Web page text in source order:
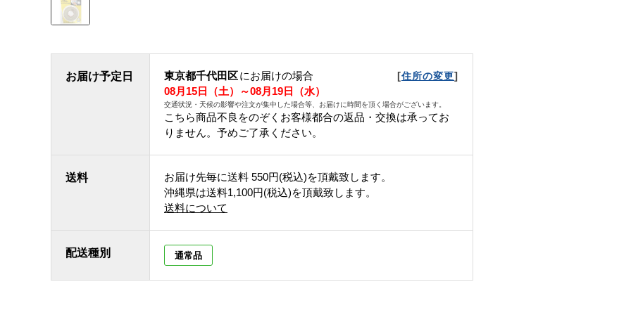
お届け予定日 東京都千代田区にお届けの場合 [住所の変更]
08月15日（土）～08月19日（水）
交通状況・天候の影響や注文が集中した場合等、お届けに時間を頂く場合がございます。
こちら商品不良をのぞくお客様都合の返品・交換は承ってお
りません。予めご了承ください。
送料 お届け先毎に送料 550円(税込)を頂戴致します。
沖縄県は送料1,100円(税込)を頂戴致します。
送料について
配送種別 通常品